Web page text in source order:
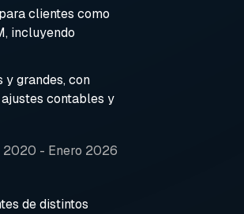
para clientes como
incluyendo
y grandes, con
contables y
2020 - Enero 2026
de distintos